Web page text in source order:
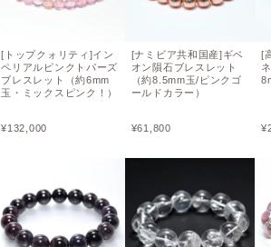
[トップクォリティ]イン
ペリアルピンクトパーズ
ブレスレット（約6mm
玉・ミックスピンク！）
¥132,000
[ナミビア共和国産]ギベ
オン隕石ブレスレット
（約8.5mm玉/ピンクゴ
ールドカラー）
¥61,800
[
¥